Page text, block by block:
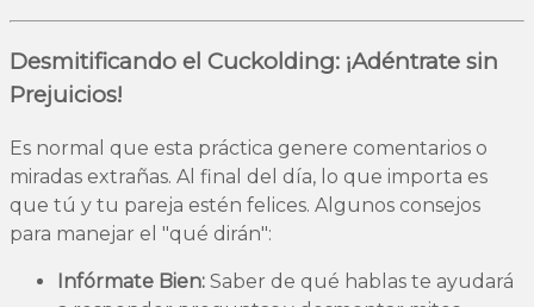
Desmitificando el Cuckolding: ¡Adéntrate sin
Prejuicios!
Es normal que esta práctica genere comentarios o
miradas extrañas. Al final del día, lo que importa es
que tú y tu pareja estén felices. Algunos consejos
para manejar el "qué dirán":
Infórmate Bien: Saber de qué hablas te ayudará